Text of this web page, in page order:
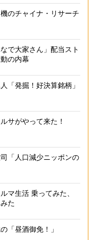
のチャイナ・リサーチ
なで大家さん」配当スト
の内幕
「発掘！好決算銘柄」
サがやって来た！
「人口減少ニッポンの
マ生活 乗ってみた、
た
「昼酒御免！」